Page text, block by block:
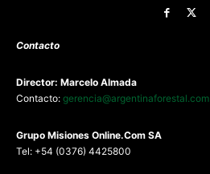
Contacto
Director: Marcelo Almada
Contacto: gerencia@argentinaforestal.com
Grupo Misiones Online.Com SA
Tel: +54 (0376) 4425800